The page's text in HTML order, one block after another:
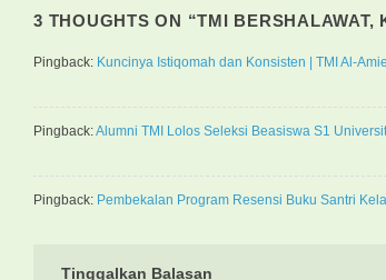
3 THOUGHTS ON “TMI BERSHALAWAT,
Pingback: Kuncinya Istiqomah dan Konsisten | TMI Al-
Pingback:Alumni TMI Lolos Seleksi Beasiswa S1
Pingback: Pembekalan Program Resensi Buku Santri
Tinggalkan Balasan